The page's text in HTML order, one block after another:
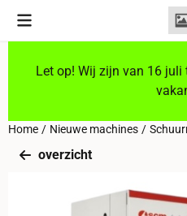
Cookievoorkeuren zijn
Let op! Wij zijn van 16
Home / Nieuwe machines /
overzicht